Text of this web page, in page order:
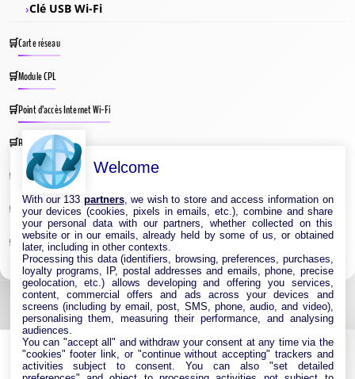
Clé USB Wi-Fi
Carte réseau
Module CPL
Point d’accès Internet Wi-Fi
Répéteur Wifi
Routeur Internet
Switches & Hubs Réseau
Système WIFI Mesh
Welcome
With our 133 partners, we wish to store and access information on
your devices (cookies, pixels in emails, etc.), combine and share
your personal data with our partners, whether collected on this
website or in our emails, already held by some of us, or obtained
later, including in other contexts.
Processing this data (identifiers, browsing, preferences, purchases,
loyalty programs, IP, postal addresses and emails, phone, precise
geolocation, etc.) allows developing and offering you services,
content, commercial offers and ads across your devices and
screens (including by email, post, SMS, phone, audio, and video),
personalising them, measuring their performance, and analysing
audiences.
You can "accept all" and withdraw your consent at any time via the
"cookies" footer link, or "continue without accepting" trackers and
activities subject to consent. You can also "set detailed